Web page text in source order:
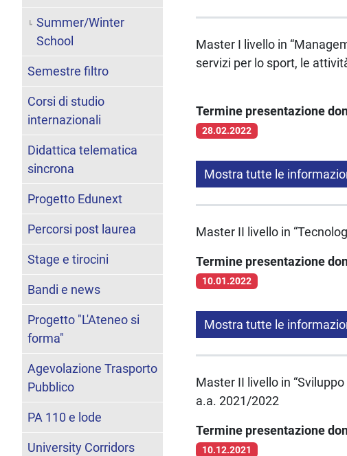
Master I livello in
servizi per lo sport, le
Termine presentazione
28.02.2022
Mostra tutte le
Master II livello in
Termine presentazione
10.01.2022
Mostra tutte le
Master II livello in
a.a. 2021/2022
Termine presentazione
10.12.2021
Summer/Winter
School
Semestre filtro
Corsi di studio
internazionali
Didattica telematica
sincrona
Progetto Edunext
Percorsi post laurea
Stage e tirocini
Bandi e news
Progetto "L'Ateneo si
forma"
Agevolazione Trasporto
Pubblico
PA 110 e lode
University Corridors